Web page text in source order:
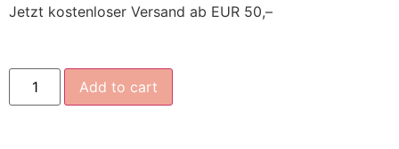
Jetzt kostenloser Versand ab EUR 50,–
Add to cart